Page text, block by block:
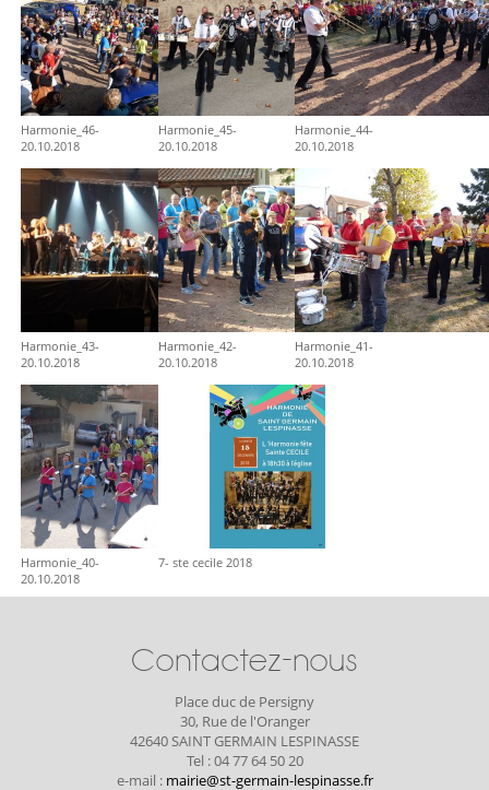
Harmonie_46-
20.10.2018
Harmonie_45-
20.10.2018
Harmonie_44-
20.10.2018
Harmonie_43-
20.10.2018
Harmonie_42-
20.10.2018
Harmonie_41-
20.10.2018
Harmonie_40-
20.10.2018
7- ste cecile 2018
Contactez-nous
Place duc de Persigny
30, Rue de l'Oranger
42640 SAINT GERMAIN LESPINASSE
Tel : 04 77 64 50 20
e-mail : mairie@st-germain-lespinasse.fr